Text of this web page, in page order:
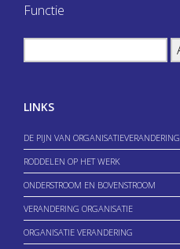
Functie
LINKS
DE PIJN VAN ORGANISATIEVERANDERING
RODDELEN OP HET WERK
ONDERSTROOM EN BOVENSTROOM
VERANDERING ORGANISATIE
ORGANISATIE VERANDERING